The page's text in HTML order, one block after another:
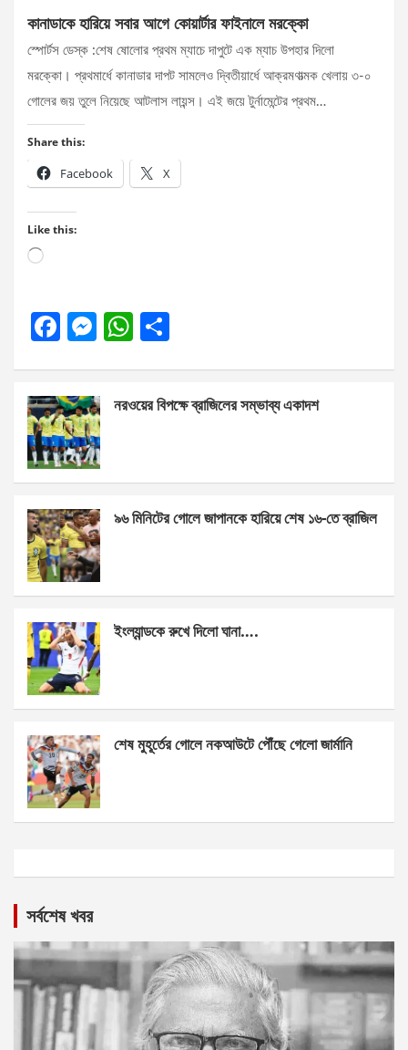
কানাডাকে হারিয়ে সবার আগে কোয়ার্টার ফাইনালে মরক্কো
স্পোর্টস ডেস্ক :শেষ ষোলোর প্রথম ম্যাচে দাপুটে এক ম্যাচ উপহার দিলো
মরক্কো। প্রথমার্ধে কানাডার দাপট সামলেও দ্বিতীয়ার্ধে আক্রমণাত্মক খেলায় ৩-০
গোলের জয় তুলে নিয়েছে আটলাস লায়ন্স। এই জয়ে টুর্নামেন্টের প্রথম…
Share this:
Facebook X
Like this:
Loading…
F
b
o
o
k
M
n
g
er
W
s
p
e
নরওয়ের বিপক্ষে ব্রাজিলের সম্ভাব্য একাদশ
৯৬ মিনিটের গোলে জাপানকে হারিয়ে শেষ ১৬-তে ব্রাজিল
ইংল্যান্ডকে রুখে দিলো ঘানা….
শেষ মুহূর্তের গোলে নকআউটে পৌঁছে গেলো জার্মানি
সর্বশেষ খবর